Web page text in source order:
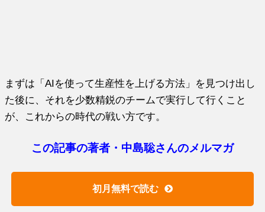
まずは「AIを使って生産性を上げる方法」を見つけ出し
た後に、それを少数精鋭のチームで実行して行くこと
が、これからの時代の戦い方です。
この記事の著者・中島聡さんのメルマガ
初月無料で読む